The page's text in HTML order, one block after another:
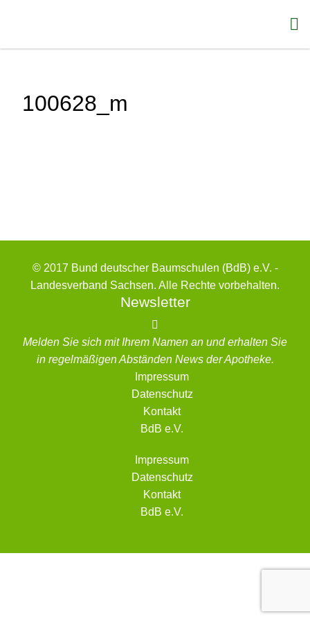
100628_m
© 2017 Bund deutscher Baumschulen (BdB) e.V. -
Landesverband Sachsen. Alle Rechte vorbehalten.
Newsletter
Melden Sie sich mit Ihrem Namen an und erhalten Sie
in regelmäßigen Abständen News der Apotheke.
Impressum
Datenschutz
Kontakt
BdB e.V.
Impressum
Datenschutz
Kontakt
BdB e.V.